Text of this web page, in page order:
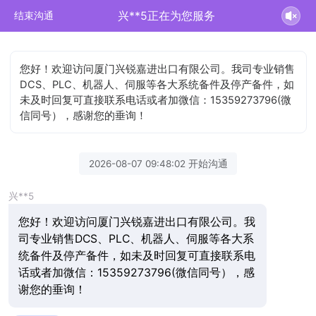
结束沟通 兴**5正在为您服务
您好！欢迎访问厦门兴锐嘉进出口有限公司。我司专业销售
DCS、PLC、机器人、伺服等各大系统备件及停产备件，如
未及时回复可直接联系电话或者加微信：15359273796(微
信同号），感谢您的垂询！
2026-08-07 09:48:02 开始沟通
兴**5
您好！欢迎访问厦门兴锐嘉进出口有限公司。我
司专业销售DCS、PLC、机器人、伺服等各大系
统备件及停产备件，如未及时回复可直接联系电
话或者加微信：15359273796(微信同号），感
谢您的垂询！